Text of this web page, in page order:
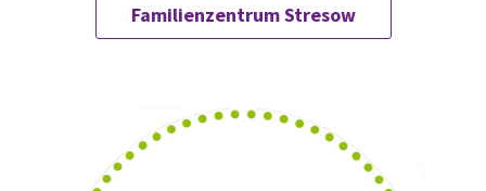
Familienzentrum Stresow